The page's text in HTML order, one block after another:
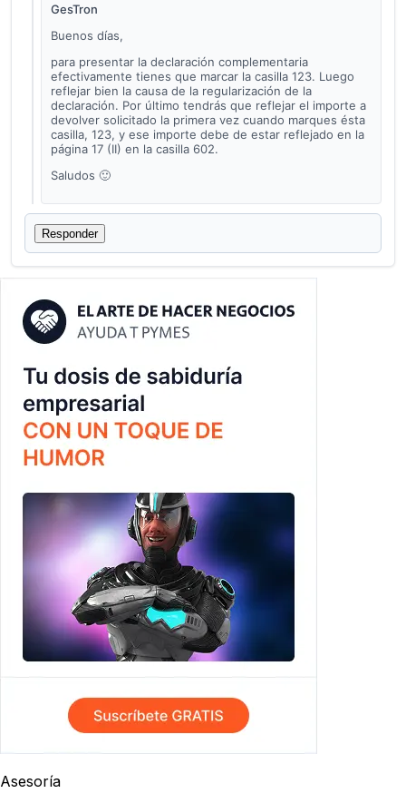
GesTron
Buenos días,
para presentar la declaración complementaria
efectivamente tienes que marcar la casilla 123. Luego
reflejar bien la causa de la regularización de la
declaración. Por último tendrás que reflejar el importe a
devolver solicitado la primera vez cuando marques ésta
casilla, 123, y ese importe debe de estar reflejado en la
página 17 (II) en la casilla 602.
Saludos 🙂
Responder
Asesoría